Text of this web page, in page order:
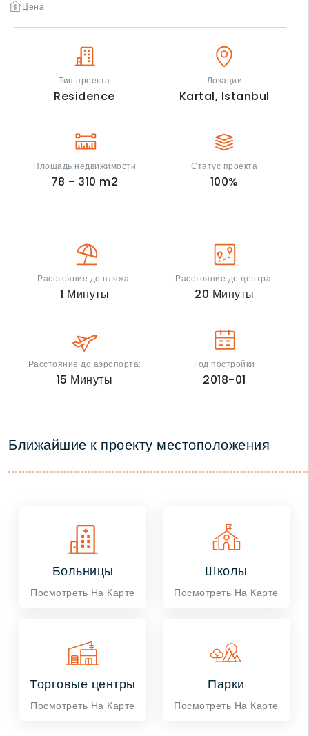
Цена
Тип проекта
Residence
Локации
Kartal, Istanbul
Площадь недвижимости
78 - 310 m2
Статус проекта
100%
Расстояние до пляжа:
1 Минуты
Расстояние до центра:
20 Минуты
Расстояние до аэропорта:
15 Минуты
Год постройки
2018-01
Ближайшие к проекту местоположения
Больницы
Посмотреть На Карте
Школы
Посмотреть На Карте
Торговые центры
Посмотреть На Карте
Парки
Посмотреть На Карте